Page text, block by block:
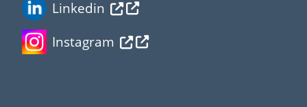
Linkedin
Instagram